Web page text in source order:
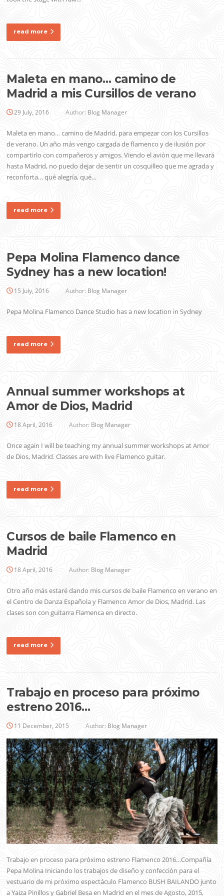
read more
Maleta en mano… camino de
Madrid a mis Cursillos de verano
29 July, 2016 Author: Blog Manager
Maleta en mano… camino de Madrid, para empezar con los Cursillos
de verano. Un año más vengo cargada de flamenco y de ilusión por
compartirlo con compañeros y amigos. Viendo el avión que me llevará
hasta Madrid, no puedo dejar de sentir un cosquilleo que me agrada y
reconforta… qué alegría, qué…
read more
Pepa Molina Flamenco dance
Sydney has a new location!
15 July, 2016 Author: Blog Manager
Pepa Molina Flamenco Dance Studio has a new location in Sydney
read more
Annual summer workshops at
Amor de Dios, Madrid
18 April, 2016 Author: Blog Manager
Once again I will be teaching my annual summer workshops at Amor
de Dios, Madrid. Classes are with live Flamenco guitar.
read more
Cursos de baile Flamenco en
Madrid
18 April, 2016 Author: Blog Manager
Otro año más estaré dando mis cursos de baile Flamenco en verano en
el Centro de Danza Española y Flamenco Amor de Dios, Madrid. Las
clases son con guitarra Flamenca en directo.
read more
Trabajo en proceso para próximo
estreno 2016…
11 December, 2015 Author: Blog Manager
Trabajo en proceso para próximo estreno Flamenco 2016…Compañía
Pepa Molina Iniciando los trabajos de diseño y confección para el
vestuario de mi próximo espectáculo Flamenco BUSH BAILANDO junto
a Yaiza Pinillos y Gabriel Besa en Madrid en el mes de Agosto, 2015,